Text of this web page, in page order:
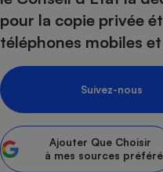
pour la copie privée
téléphones mobiles
Suivez-nous
Ajouter Que Choisir
à mes sources